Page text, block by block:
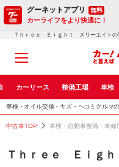
グーネットアプリ 無料
カーライフをより快適に！
Ｔｈｒｅｅ Ｅｉｇｈｔ スリーエイトの
カーリース 整備工場 車検
車検・オイル交換・キズ・ヘコミクルマ
中古車TOP 車検・自動車整備・車修
Ｔｈｒｅｅ Ｅｉｇ